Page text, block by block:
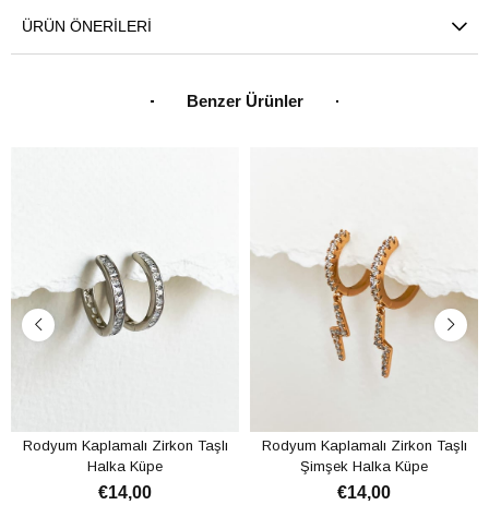
ÜRÜN ÖNERILERI
Benzer Ürünler
Rodyum Kaplamalı Zirkon Taşlı
Halka Küpe
€14,00
Rodyum Kaplamalı Zirkon Taşlı
Şimşek Halka Küpe
€14,00